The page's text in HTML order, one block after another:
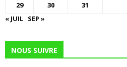
29
30
31
« JUIL SEP »
NOUS SUIVRE